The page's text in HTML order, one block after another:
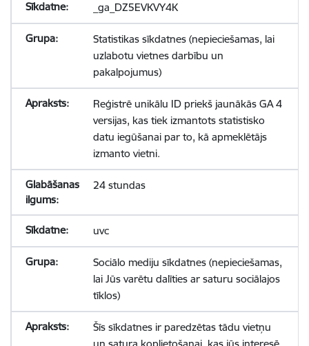
_ga_DZ5EVKVY4K
Statistikas sīkdatnes (nepieciešamas, lai
uzlabotu vietnes darbību un
pakalpojumus)
Reģistrē unikālu ID priekš jaunākās GA 4
versijas, kas tiek izmantots statistisko
datu iegūšanai par to, kā apmeklētājs
izmanto vietni.
24 stundas
uvc
Sociālo mediju sīkdatnes (nepieciešamas,
lai Jūs varētu dalīties ar saturu sociālajos
tīklos)
Šīs sīkdatnes ir paredzētas tādu vietņu